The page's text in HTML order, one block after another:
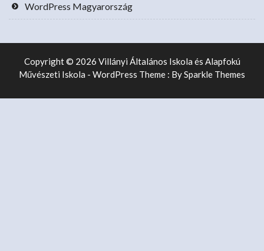
WordPress Magyarország
Copyright © 2026 Villányi Általános Iskola és Alapfokú
Művészeti Iskola - WordPress Theme : BySparkle Themes